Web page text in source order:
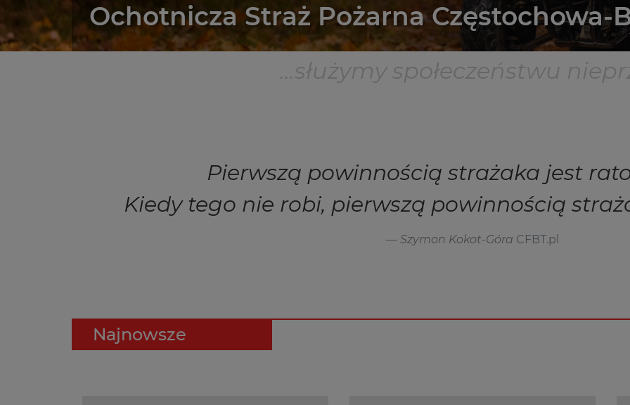
Ochotnicza Straż Pożarna Częstochowa-
...służymy społeczeństwu
Pierwszą powinnością strażaka jest
Kiedy tego nie robi, pierwszą powinnością
Szymon Kokot-Góra CFBT.pl
Najnowsze